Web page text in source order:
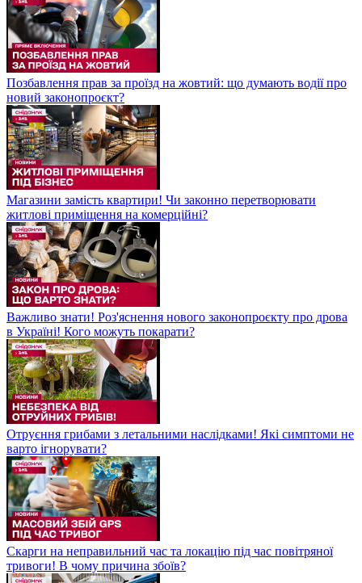
Позбавлення прав за проїзд на жовтий: що думають водії про
новий законопроєкт?
Магазини замість квартири! Чи законно перетворювати
житлові приміщення на комерційні?
Важливо знати! Роз'яснення нового законопроєкту про дрова
в Україні! Кого можуть покарати?
Отруєння грибами з летальними наслідками! Які симптоми не
варто ігнорувати?
Скарги на неправильний час та локацію під час повітряної
тривоги! В чому причина збоїв?